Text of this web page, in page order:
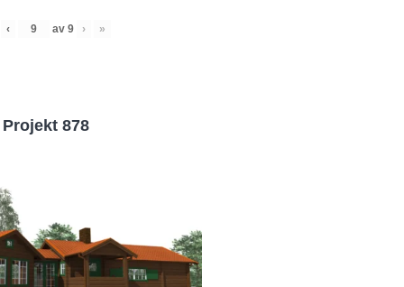
‹ av 9 › »
Projekt 878